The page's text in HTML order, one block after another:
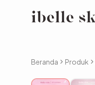
Beranda Produk